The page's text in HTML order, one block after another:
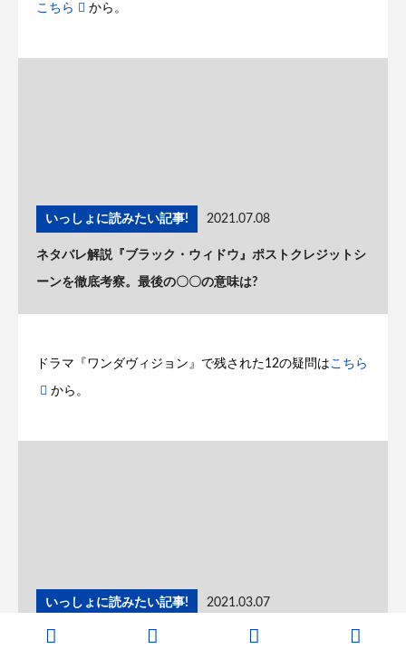
こちら から。
いっしょに読みたい記事! 2021.07.08
ネタバレ解説『ブラック・ウィドウ』ポストクレジットシ
ーンを徹底考察。最後の〇〇の意味は?
ドラマ『ワンダヴィジョン』で残された12の疑問はこちら
から。
いっしょに読みたい記事! 2021.03.07